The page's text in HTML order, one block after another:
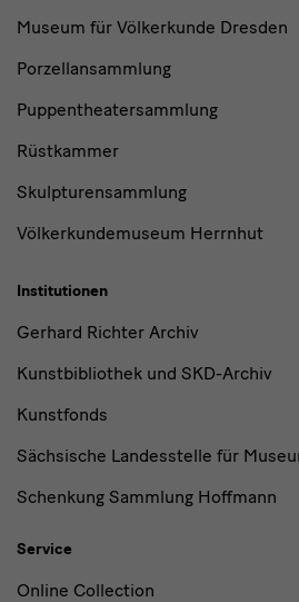
Museum für Völkerkunde Dresden
Porzellansammlung
Puppentheatersammlung
Rüstkammer
Skulpturensammlung
Völkerkundemuseum Herrnhut
Institutionen
Gerhard Richter Archiv
Kunstbibliothek und SKD-Archiv
Kunstfonds
Sächsische Landesstelle für
Schenkung Sammlung Hoffmann
Service
Online Collection